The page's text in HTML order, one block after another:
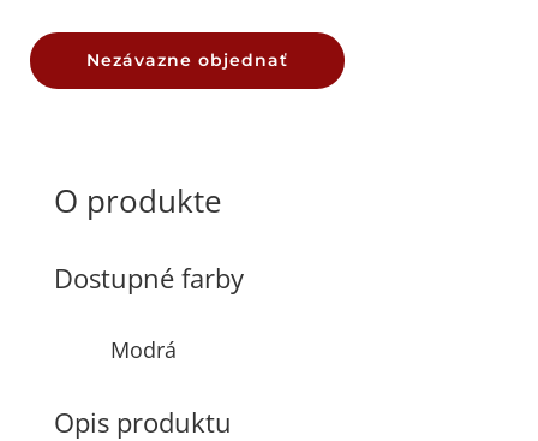
Nezávazne objednať
O produkte
Dostupné farby
Modrá
Opis produktu